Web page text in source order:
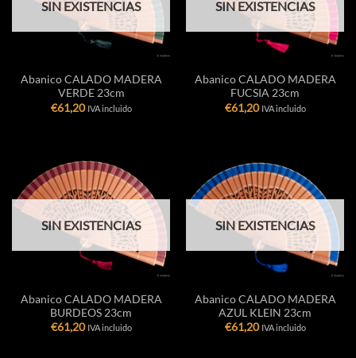
SIN EXISTENCIAS
Abanico CALADO MADERA
VERDE 23cm
€61,20 IVA incluido
SIN EXISTENCIAS
Abanico CALADO MADERA
FUCSIA 23cm
€61,20 IVA incluido
SIN EXISTENCIAS
Abanico CALADO MADERA
BURDEOS 23cm
€61,20 IVA incluido
SIN EXISTENCIAS
Abanico CALADO MADERA
AZUL KLEIN 23cm
€61,20 IVA incluido